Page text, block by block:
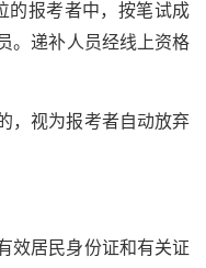
的报考者中，按笔试成
。递补人员经线上资格
，视为报考者自动放弃
效居民身份证和有关证